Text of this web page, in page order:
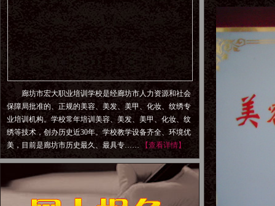
廊坊市宏大职业培训学校是经廊坊市人力资源和社会
保障局批准的、正规的美容、美发、美甲、化妆、纹绣专
业培训机构。学校常年培训美容、美发、美甲、化妆、纹
绣等技术，创办历史近30年。学校教学设备齐全、环境优
美，目前是廊坊市历史最久、最具专……
【查看详情】